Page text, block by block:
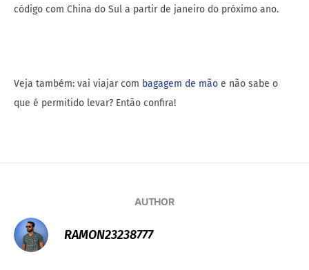
código com China do Sul a partir de janeiro do próximo ano.
Veja também: vai viajar com bagagem de mão e não sabe o
que é permitido levar? Então confira!
AUTHOR
RAMON23238777